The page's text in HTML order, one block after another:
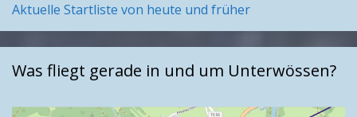
Aktuelle Startliste von heute und früher
Was fliegt gerade in und um Unterwössen?